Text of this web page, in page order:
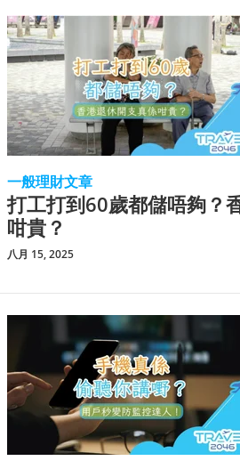
一般理財文章
打工打到60歲都儲唔夠？
咁貴？
八月 15, 2025